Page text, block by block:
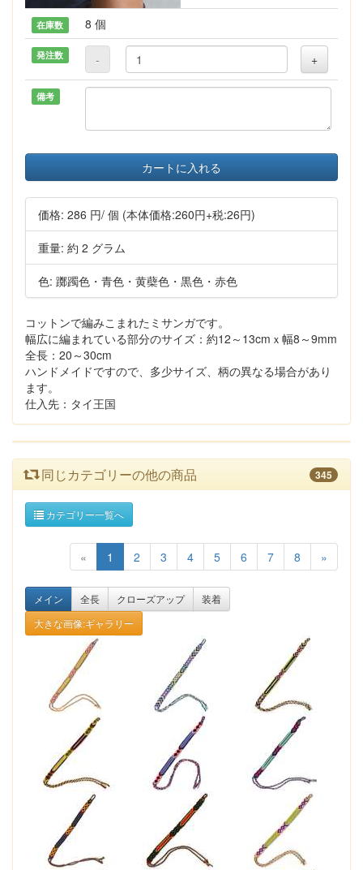
在庫数 8 個
発注数 - +
備考
カートに入れる
価格: 286 円/ 個 (本体価格:260円+税:26円)
重量: 約 2 グラム
色: 躑躅色・青色・黄蘗色・黒色・赤色
コットンで編みこまれたミサンガです。
幅広に編まれている部分のサイズ：約12～13cmｘ幅8～9mm
全長：20～30cm
ハンドメイドですので、多少サイズ、柄の異なる場合があり
ます。
仕入先：タイ王国
同じカテゴリーの他の商品 345
カテゴリー一覧へ
« 1 2 3 4 5 6 7 8 »
メイン 全長 クローズアップ
装着
大きな画像:ギャラリー